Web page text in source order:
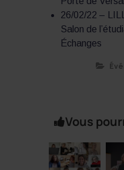
26/02/22 –
Salon de
Échanges
Vous